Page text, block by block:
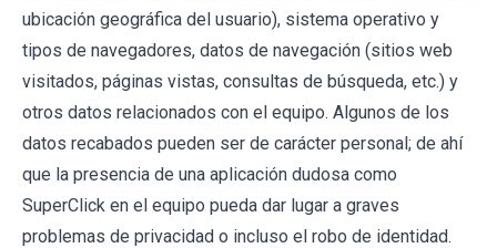
ubicación geográfica del usuario), sistema operativo y
tipos de navegadores, datos de navegación (sitios web
visitados, páginas vistas, consultas de búsqueda, etc.) y
otros datos relacionados con el equipo. Algunos de los
datos recabados pueden ser de carácter personal; de ahí
que la presencia de una aplicación dudosa como
SuperClick en el equipo pueda dar lugar a graves
problemas de privacidad o incluso el robo de identidad.